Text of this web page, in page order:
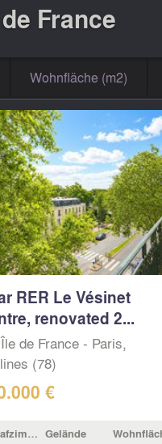
France
Wohnfläche (m2)
RER Le Vésinet
renovated 2...
Île de France - Paris,
(78)
€
Schlafzimmern Gelände